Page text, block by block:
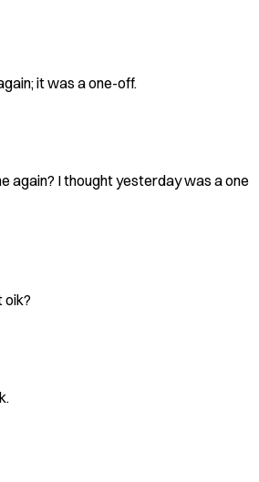
it was a one-off.
again? I thought yesterday was a one
oik?